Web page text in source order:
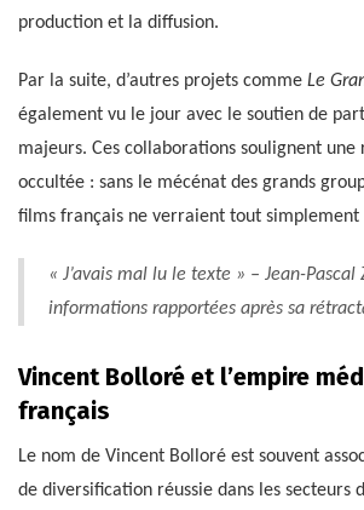
production et la diffusion.
Par la suite, d’autres projets comme Le
également vu le jour avec le soutien de
majeurs. Ces collaborations soulignent une
occultée : sans le mécénat des grands
films français ne verraient tout simplement
« J’avais mal lu le texte » – Jean-Pascal
informations rapportées après sa
Vincent Bolloré et l’empire
français
Le nom de Vincent Bolloré est souvent
de diversification réussie dans les secteurs